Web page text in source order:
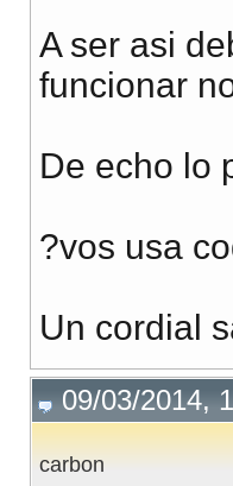
A ser asi
funcionar
De echo lo
?vos usa
Un cordial
09/03/2014,
carbon